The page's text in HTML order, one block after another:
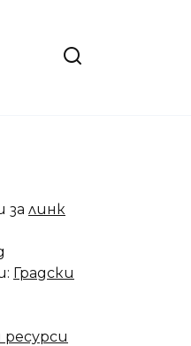
за линк
Градски